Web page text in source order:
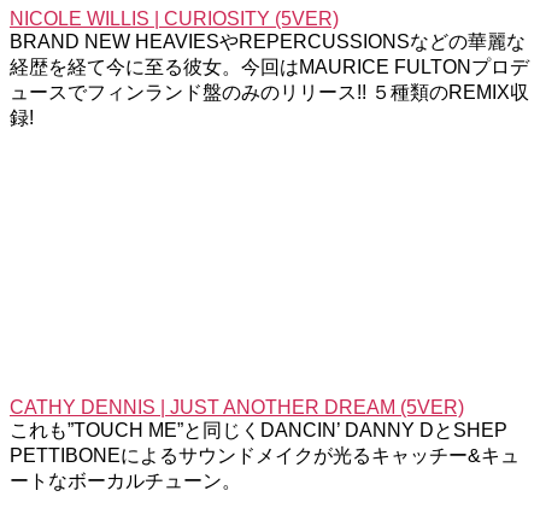
NICOLE WILLIS | CURIOSITY (5VER)
BRAND NEW HEAVIESやREPERCUSSIONSなどの華麗な
経歴を経て今に至る彼女。今回はMAURICE FULTONプロデ
ュースでフィンランド盤のみのリリース!! ５種類のREMIX収
録!
CATHY DENNIS | JUST ANOTHER DREAM (5VER)
これも”TOUCH ME”と同じくDANCIN’ DANNY DとSHEP
PETTIBONEによるサウンドメイクが光るキャッチー&キュ
ートなボーカルチューン。